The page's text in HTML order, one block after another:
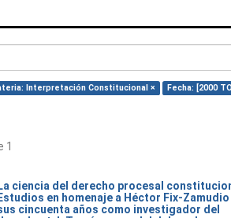
Interpretación Constitucional × Fecha: [2000
1
La ciencia del derecho procesal
Estudios en homenaje a Héctor Fix-Zamudio
cincuenta años como investigador del